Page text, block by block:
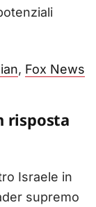
, Fox News
risposta
Israele in
supremo